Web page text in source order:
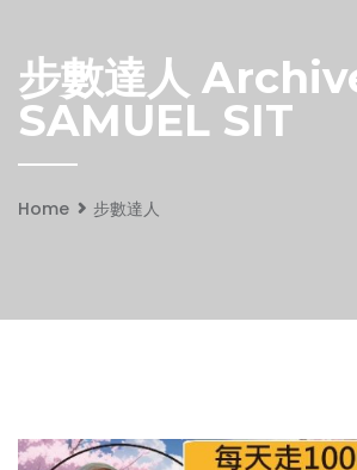
步數達人
SAMUEL SIT
Home 步數達人